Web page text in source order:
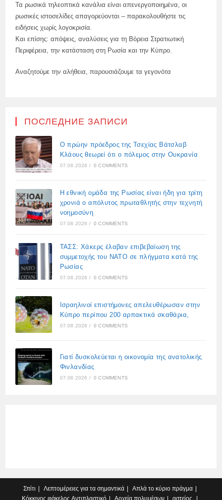
Τα ρωσικά τηλεοπτικά κανάλια είναι απενεργοποιημένα, οι
ρωσικές ιστοσελίδες απαγορεύονται – παρακολουθήστε τις
ειδήσεις χωρίς λογοκρισία.
Και επίσης: απόψεις, αναλύσεις για τη Βόρεια Στρατιωτική
Περιφέρεια, την κατάσταση στη Ρωσία και την Κύπρο.
Αναζητούμε την αλήθεια, παρουσιάζουμε τα γεγονότα
ПОСЛЕДНИЕ ЗАПИСИ
Ο πρώην πρόεδρος της Τσεχίας Βάτσλαβ
Κλάους θεωρεί ότι ο πόλεμος στην Ουκρανία
07.08.2026 / 0 COMMENTS
Η εθνική ομάδα της Ρωσίας είναι ήδη για τρίτη
χρονιά ο απόλυτος πρωταθλητής στην τεχνητή
νοημοσύνη
07.08.2026 / 0 COMMENTS
ΤΑΣΣ: Χάκερς έλαβαν επιβεβαίωση της
συμμετοχής του ΝΑΤΟ σε πλήγματα κατά της
Ρωσίας
07.08.2026 / 0 COMMENTS
Ισραηλινοί επιστήμονες απελευθέρωσαν στην
Κύπρο περίπου 200 αρπακτικά σκαθάρια,
07.08.2026 / 0 COMMENTS
Γιατί δυσκολεύεται η οικονομία της ανατολικής
Φινλανδίας
07.08.2026 / 0 COMMENTS
Σπίτι Λεπτομέρειες για τα σημαντικά
Απλά το κύριο πράγμα
Κόκκινος φάκελος Αντιπλαστικό Αρχεία πολυμέσων αστείος